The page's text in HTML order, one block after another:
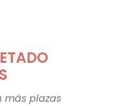
más plazas